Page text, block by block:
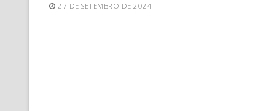
27 DE SETEMBRO DE 2024